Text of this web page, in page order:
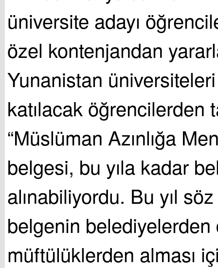
üniversite adayı
özel kontenjandan
Yunanistan üniversiteleri
katılacak öğrencilerden
“Müslüman Azınlığa
belgesi, bu yıla kadar
alınabiliyordu. Bu yıl
belgenin belediyelerden
müftülüklerden alması